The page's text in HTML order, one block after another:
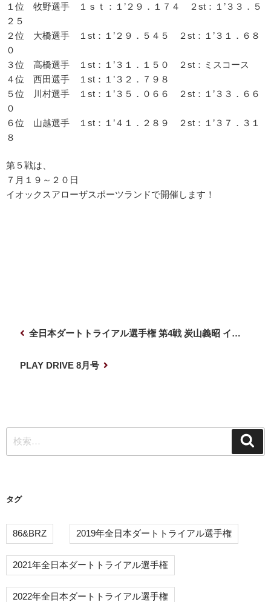
１位 牧野選手 １ｓｔ：１’２９．１７４ ２st：１’３３．５
２５
２位 大橋選手 １st：１’２９．５４５ ２st：１’３１．６８
０
３位 高橋選手 １st：１’３１．１５０ ２st：ミスコース
４位 西田選手 １st：１’３２．７９８
５位 川村選手 １st：１’３５．０６６ ２st：１’３３．６６
０
６位 山越選手 １st：１’４１．２８９ ２st：１’３７．３１
８
第５戦は、
７月１９～２０日
イオックスアローザスポーツランドで開催します！
シ
ョ
全日本ダートトライアル選手権 第4戦 炭山義昭 インカー
PLAY DRIVE 8月号
索:
タグ
86&BRZ 2019年全日本ダートトライアル選手権
2021年全日本ダートトライアル選手権
2022年全日本ダートトライアル選手権